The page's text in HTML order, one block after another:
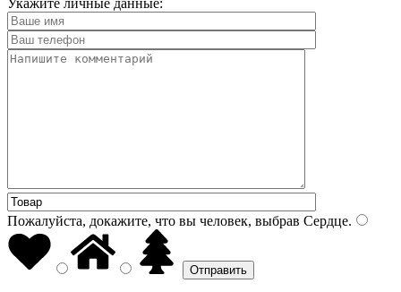
Пожалуйста, докажите, что вы человек, выбрав Сердце.